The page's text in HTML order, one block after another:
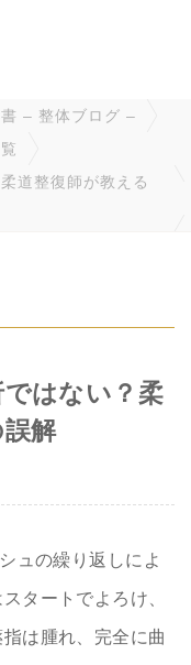
– 整体ブログ –
道整復師が教える
はない？柔
解
ュの繰り返しによ
タートでよろけ、
は腫れ、完全に曲